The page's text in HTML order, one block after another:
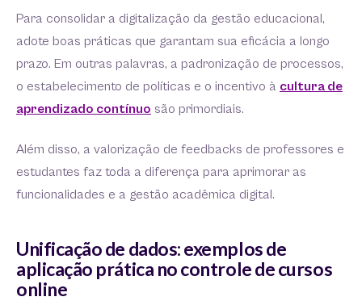
Para consolidar a digitalização da gestão educacional,
adote boas práticas que garantam sua eficácia a longo
prazo. Em outras palavras, a padronização de processos,
o estabelecimento de políticas e o incentivo à cultura de
aprendizado contínuo são primordiais.
Além disso, a valorização de feedbacks de professores e
estudantes faz toda a diferença para aprimorar as
funcionalidades e a gestão acadêmica digital.
Unificação de dados: exemplos de
aplicação prática no controle de cursos
online